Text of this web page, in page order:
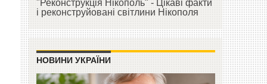
"Реконструкція Нікополь" - Цікаві факти
і реконструйовані світлини Нікополя
НОВИНИ УКРАЇНИ